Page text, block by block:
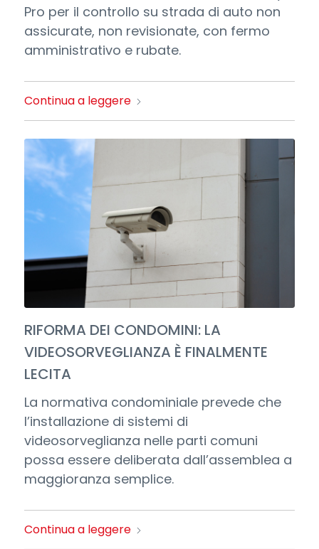
Pro per il controllo su strada di auto non
assicurate, non revisionate, con fermo
amministrativo e rubate.
Continua a leggere
RIFORMA DEI CONDOMINI: LA
VIDEOSORVEGLIANZA È FINALMENTE
LECITA
La normativa condominiale prevede che
l’installazione di sistemi di
videosorveglianza nelle parti comuni
possa essere deliberata dall’assemblea a
maggioranza semplice.
Continua a leggere